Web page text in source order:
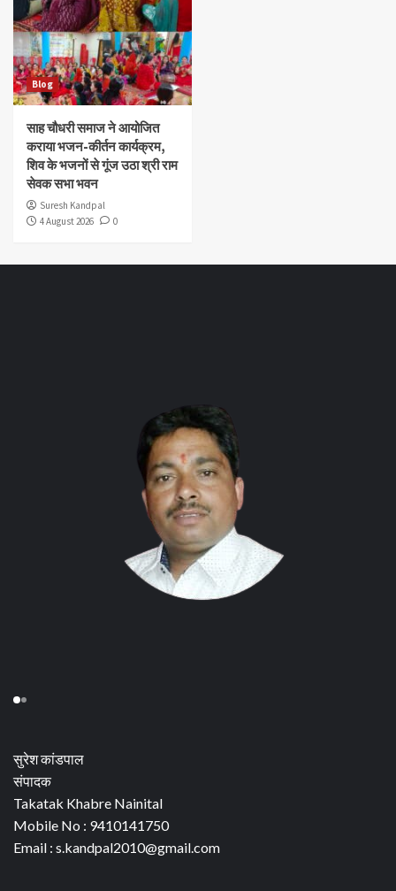
Blog
साह चौधरी समाज ने आयोजित
कराया भजन-कीर्तन कार्यक्रम,
शिव के भजनों से गूंज उठा श्री राम
सेवक सभा भवन
Suresh Kandpal
4 August 2026
0
सुरेश कांडपाल
संपादक
Takatak Khabre Nainital
Mobile No : 9410141750
Email : s.kandpal2010@gmail.com